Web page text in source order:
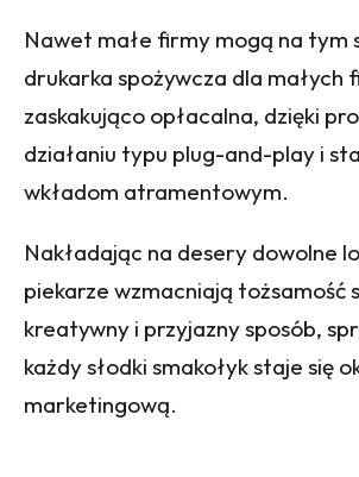
Nawet małe firmy mogą na tym
drukarka spożywcza dla małych
zaskakująco opłacalna, dzięki
działaniu typu plug-and-play i
wkładom atramentowym.
Nakładając na desery dowolne
piekarze wzmacniają tożsamość
kreatywny i przyjazny sposób,
każdy słodki smakołyk staje się
marketingową.